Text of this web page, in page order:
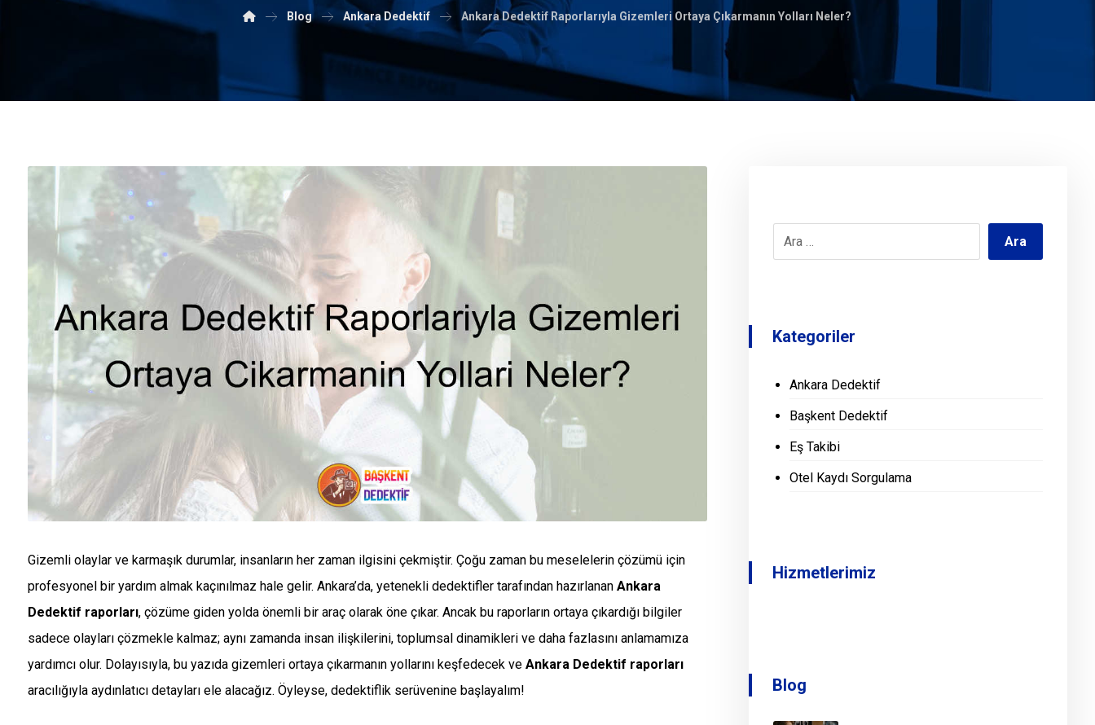
Blog Ankara Dedektif Ankara Dedektif Raporlarıyla Gizemleri Ortaya Çıkarmanın Yolları Neler?
Gizemli olaylar ve karmaşık durumlar, insanların her zaman ilgisini çekmiştir. Çoğu zaman bu meselelerin çözümü için
profesyonel bir yardım almak kaçınılmaz hale gelir. Ankara’da, yetenekli dedektifler tarafından hazırlanan Ankara
Dedektif raporları, çözüme giden yolda önemli bir araç olarak öne çıkar. Ancak bu raporların ortaya çıkardığı bilgiler
sadece olayları çözmekle kalmaz; aynı zamanda insan ilişkilerini, toplumsal dinamikleri ve daha fazlasını anlamamıza
yardımcı olur. Dolayısıyla, bu yazıda gizemleri ortaya çıkarmanın yollarını keşfedecek ve Ankara Dedektif raporları
aracılığıyla aydınlatıcı detayları ele alacağız. Öyleyse, dedektiflik serüvenine başlayalım!
Kategoriler
Ankara Dedektif
Başkent Dedektif
Eş Takibi
Otel Kaydı Sorgulama
Hizmetlerimiz
Blog